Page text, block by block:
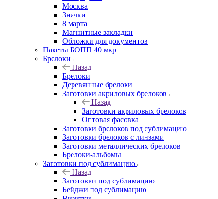
Москва
Значки
8 марта
Магнитные закладки
Обложки для документов
Пакеты БОПП 40 мкр
Брелоки
Назад
Брелоки
Деревянные брелоки
Заготовки акриловых брелоков
Назад
Заготовки акриловых брелоков
Оптовая фасовка
Заготовки брелоков под сублимацию
Заготовки брелоков с линзами
Заготовки металлических брелоков
Брелоки-альбомы
Заготовки под сублимацию
Назад
Заготовки под сублимацию
Бейджи под сублимацию